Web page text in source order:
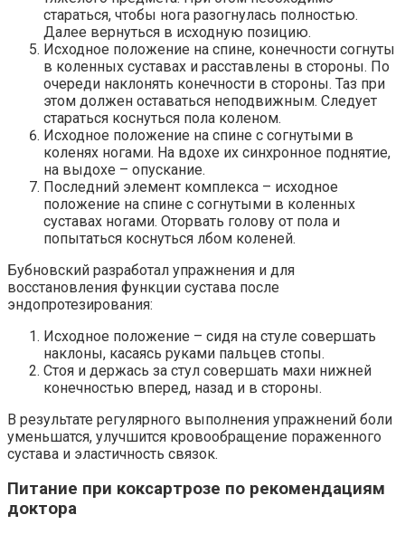
стараться, чтобы нога разогнулась полностью.
Далее вернуться в исходную позицию.
Исходное положение на спине, конечности согнуты
в коленных суставах и расставлены в стороны. По
очереди наклонять конечности в стороны. Таз при
этом должен оставаться неподвижным. Следует
стараться коснуться пола коленом.
Исходное положение на спине с согнутыми в
коленях ногами. На вдохе их синхронное поднятие,
на выдохе – опускание.
Последний элемент комплекса – исходное
положение на спине с согнутыми в коленных
суставах ногами. Оторвать голову от пола и
попытаться коснуться лбом коленей.
Бубновский разработал упражнения и для
восстановления функции сустава после
эндопротезирования:
Исходное положение – сидя на стуле совершать
наклоны, касаясь руками пальцев стопы.
Стоя и держась за стул совершать махи нижней
конечностью вперед, назад и в стороны.
В результате регулярного выполнения упражнений боли
уменьшатся, улучшится кровообращение пораженного
сустава и эластичность связок.
Питание при коксартрозе по рекомендациям
доктора